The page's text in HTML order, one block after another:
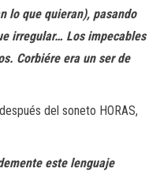
lo que quieran), pasando
irregular… Losimpecables
Corbiére era un ser de
del soneto HORAS,
este lenguaje